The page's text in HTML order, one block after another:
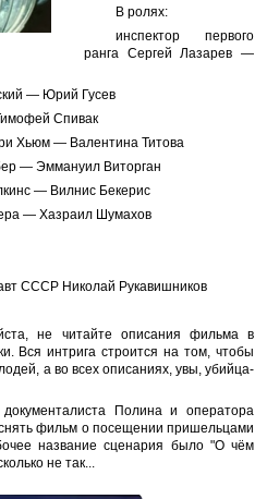
В ролях:
инспектор первого
ранга Сергей Лазарев —
— Юрий Гусев
Спивак
Хьюм — Валентина Титова
— Эммануил Виторган
— Вилнис Бекерис
— Хазраил Шумахов
СССР Николай Рукавишников
не читайте описания фильма в
Вся интрига строится на том, чтобы
а во всех описаниях, увы, убийца-
Полина и оператора
фильм о посещении пришельцами
название сценария было "О чём
не так...